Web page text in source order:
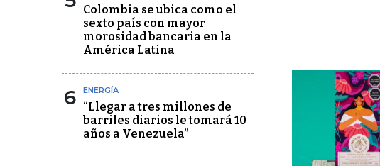
Colombia se ubica como el
sexto país con mayor
morosidad bancaria en la
América Latina
6 ENERGÍA
“Llegar a tres millones de
barriles diarios le tomará 10
años a Venezuela”